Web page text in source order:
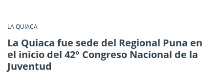
LA QUIACA
La Quiaca fue sede del Regional Puna en
el inicio del 42° Congreso Nacional de la
Juventud